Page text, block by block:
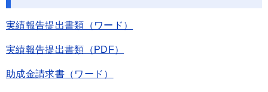
実績報告提出書類（ワード）
実績報告提出書類（PDF）
助成金請求書（ワード）